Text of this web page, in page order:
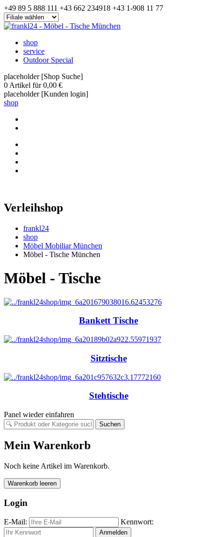
+49 89 5 888 111 +43 662 234918 +43 1-908 11 77
shop
service
Outdoor Special
placeholder [Shop Suche]
0 Artikel für0,00 €
placeholder [Kunden login]
shop
Verleihshop
frankl24
shop
Möbel Mobiliar München
Möbel - Tische München
Möbel - Tische
Bankett Tische
Sitztische
Stehtische
Panel wieder einfahren
Suchen
Mein Warenkorb
Noch keine Artikel im Warenkorb.
Warenkorb leeren
Login
E-Mail: Kennwort:
Anmelden